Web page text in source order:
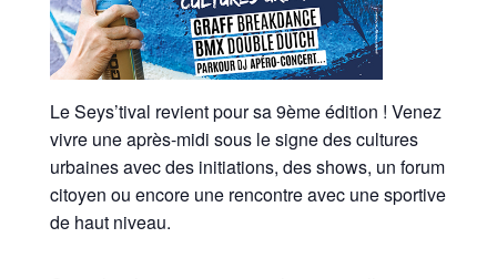
Le Seys’tival revient pour sa 9ème édition ! Venez
vivre une après-midi sous le signe des cultures
urbaines avec des initiations, des shows, un forum
citoyen ou encore une rencontre avec une sportive
de haut niveau.